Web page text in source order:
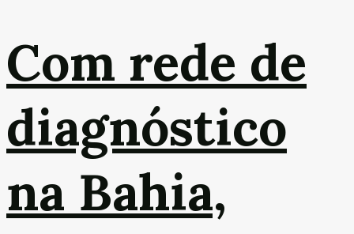
Com rede de
diagnóstico
na Bahia,